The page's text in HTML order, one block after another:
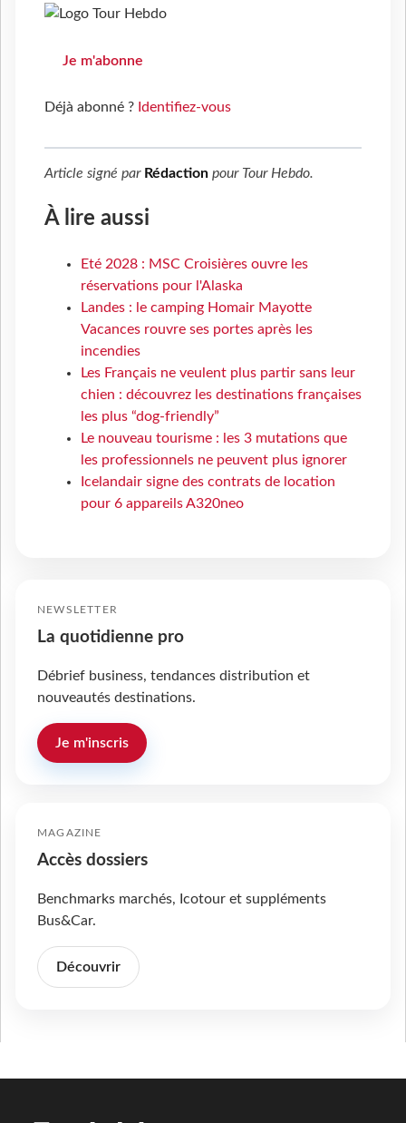
Je m'abonne
Déjà abonné ? Identifiez-vous
Article signé par Rédaction pour Tour Hebdo.
À lire aussi
Eté 2028 : MSC Croisières ouvre les
réservations pour l'Alaska
Landes : le camping Homair Mayotte
Vacances rouvre ses portes après les
incendies
Les Français ne veulent plus partir sans leur
chien : découvrez les destinations françaises
les plus “dog-friendly”
Le nouveau tourisme : les 3 mutations que
les professionnels ne peuvent plus ignorer
Icelandair signe des contrats de location
pour 6 appareils A320neo
NEWSLETTER
La quotidienne pro
Débrief business, tendances distribution et
nouveautés destinations.
Je m'inscris
MAGAZINE
Accès dossiers
Benchmarks marchés, Icotour et suppléments
Bus&Car.
Découvrir